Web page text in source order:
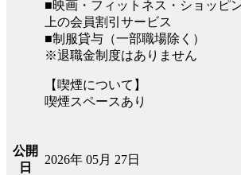
■映画・フィットネス・ショッピ
上の会員割引サービス
■制服貸与（一部職場除く）
※退職金制度はありません
【喫煙について】
喫煙スペースあり
公開
日
2026年 05月 27日